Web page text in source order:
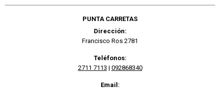
PUNTA CARRETAS
Dirección:
Francisco Ros 2781
Teléfonos:
2711 7113 | 092868340
Email: